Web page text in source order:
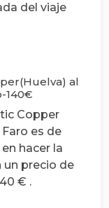
del viaje
al
140€
Copper
es de
hacer la
un precio de
€ .